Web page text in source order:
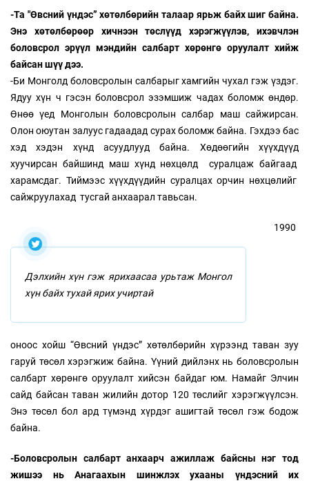
-Та "Өвсний үндэс” хөтөлбөрийн талаар ярьж байх шиг байна.
Энэ хөтөлбөрөөр хичнээн төслүүд хэрэгжүүлэв, ихэвчлэн
боловсрол эрүүл мэндийн салбарт хөрөнгө оруулалт хийж
байсан шүү дээ.
-Би Монголд боловсролын салбарыг хамгийн чухал гэж үздэг.
Ядуу хүн ч гэсэн боловсрол эзэмшиж чадах боломж өндөр.
Өнөө үед Монголын боловсролын салбар маш сайжирсан.
Олон оюутан залуус гадаадад сурах боломж байна. Гэхдээ бас
хэд хэдэн хүнд асуудлууд байна. Хөдөөгийн хүүхдүүд
хуучирсан байшинд маш хүнд нөхцөлд суралцаж байгаад
харамсдаг. Тиймээс хүүхдүүдийн суралцах орчин нөхцөлийг
сайжруулахад тусгай анхаарал тавьсан.
Дэлхийн хүн гэж ярихаасаа урьтаж Монгол
хүн байх тухай ярих учиртай
1990
оноос хойш “Өвсний үндэс” хөтөлбөрийн хүрээнд таван зуу
гаруй төсөл хэрэгжиж байна. Үүний дийлэнх нь боловсролын
салбарт хөрөнгө оруулалт хийсэн байдаг юм. Намайг Элчин
сайд байсан таван жилийн дотор 120 төслийг хэрэгжүүлсэн.
Энэ төсөл бол ард түмэнд хүрдэг ашигтай төсөл гэж бодож
байна.
-Боловсролын салбарт анхаарч ажиллаж байсны нэг тод
жишээ нь Анагаахын шинжлэх ухааны үндэсний их